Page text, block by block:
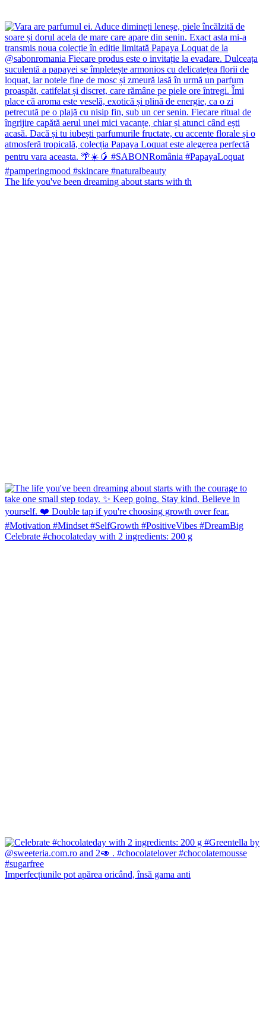
The life you've been dreaming about starts with th
Celebrate #chocolateday with 2 ingredients: 200 g
Imperfecțiunile pot apărea oricând, însă gama anti